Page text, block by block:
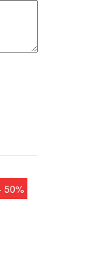
50%